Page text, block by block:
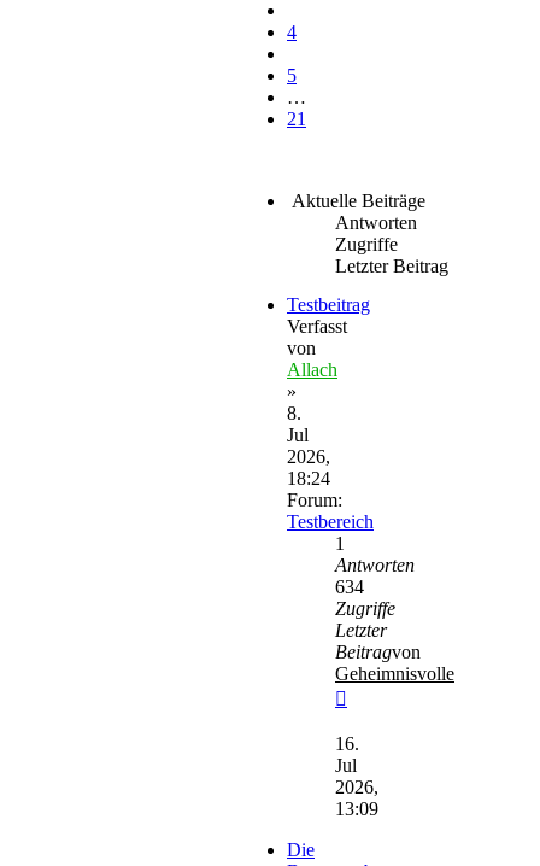
4
5
…
21
Aktuelle Beiträge
Antworten
Zugriffe
Letzter Beitrag
Testbeitrag
Verfasst
von
Allach
»
8.
Jul
2026,
18:24
Forum:
Testbereich
1
Antworten
634
Zugriffe
Letzter
Beitragvon
Geheimnisvolle
Beitrag
16.
Jul
2026,
13:09
Die